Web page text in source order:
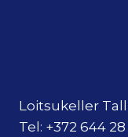
Loitsukeller
Tel: +372 644 28